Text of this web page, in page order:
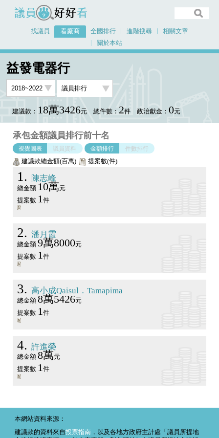
議員好好看
找議員 看廠商 全國排行 進階搜尋
相關文章
關於本站
益發電器行
建議款： 18萬3426元 總件數： 2件 政治獻金： 0元
承包金額議員排行前十名
視覺圖表 議員資料 金額排行 件數排行
建議款總金額(百萬) 提案數(件)
1 陳志峰
總金額 10萬元
提案數 1件
2 潘月霞
總金額 9萬8000元
提案數 1件
3 高小成Qaisul．Tamapima
總金額 8萬5426元
提案數 1件
4 許進榮
總金額 8萬元
提案數 1件
本網站資料來源：
建議款的資料來自投票指南 ，以及各地方政府主計處「議員所提地